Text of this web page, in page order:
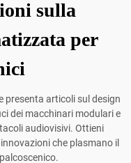
sulla
per
presenta articoli sul design
dei macchinari modulari e
audiovisivi. Ottieni
che plasmano il